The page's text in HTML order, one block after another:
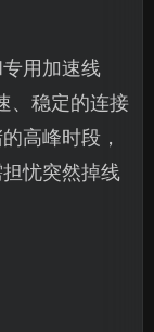
用加速线
、稳定的连接
高峰时段，
忧突然掉线